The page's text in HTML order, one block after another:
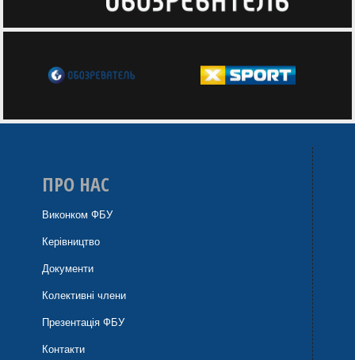
ПРО НАС
Виконком ФБУ
Керівництво
Документи
Колективні члени
Презентація ФБУ
Контакти